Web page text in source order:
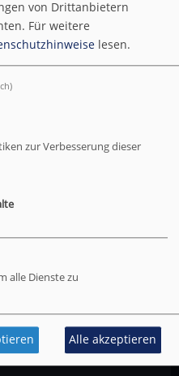
und die
für eingeloggte
rumänisch-
von Drittanbietern
Für weitere
lesen.
zur Verbesserung dieser
alle Dienste zu
Alle akzeptieren